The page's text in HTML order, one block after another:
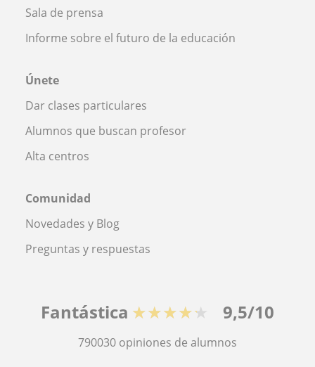
Sala de prensa
Informe sobre el futuro de la educación
Únete
Dar clases particulares
Alumnos que buscan profesor
Alta centros
Comunidad
Novedades y Blog
Preguntas y respuestas
Fantástica ★★★★★ 9,5/10
790030 opiniones de alumnos